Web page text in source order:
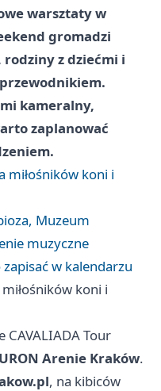
warsztaty w
gromadzi
z dziećmi i
kameralny,
zaplanować
miłośników koni i
Muzeum
muzyczne
w kalendarzu
koni i
CAVALIADA Tour
Arenie Kraków.
, na kibiców